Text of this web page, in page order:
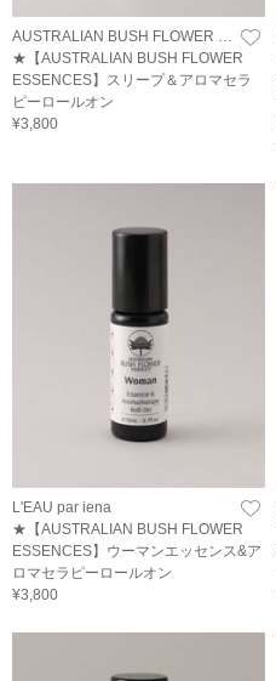
AUSTRALIAN BUSH FLOWER ESSENCES
★【AUSTRALIAN BUSH FLOWER
ESSENCES】スリープ＆アロマセラ
ピーロールオン
¥3,800
L'EAU par iena
★【AUSTRALIAN BUSH FLOWER
ESSENCES】ウーマンエッセンス&ア
ロマセラピーロールオン
¥3,800